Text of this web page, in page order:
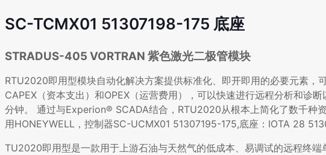
SC-TCMX01 51307198-175 底座
STRADUS-405 VORTRAN 紫色激光二极管模块
RTU2020即用型模块自动化解决方案提供标准化、即开即用的必要元素，
CAPEX（资本支出）和OPEX（运营费用），可以快速进行远程分析和诊
分钟。 通过与Experion® SCADA结合，RTU2020从根本上简化了数千种
用HONEYWELL，控制器SC-UCMX01 51307195-175,底座：IOTA 28
TU2020即用型是一款用于上游石油与天然气的低成本、易调试的远程终